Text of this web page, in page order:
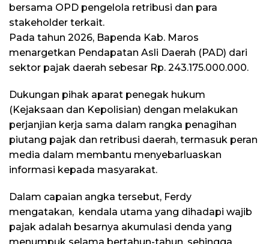
bersama OPD pengelola retribusi dan para
stakeholder terkait.
Pada tahun 2026, Bapenda Kab. Maros
menargetkan Pendapatan Asli Daerah (PAD) dari
sektor pajak daerah sebesar Rp. 243.175.000.000.
Dukungan pihak aparat penegak hukum
(Kejaksaan dan Kepolisian) dengan melakukan
perjanjian kerja sama dalam rangka penagihan
piutang pajak dan retribusi daerah, termasuk peran
media dalam membantu menyebarluaskan
informasi kepada masyarakat.
Dalam capaian angka tersebut, Ferdy
mengatakan, kendala utama yang dihadapi wajib
pajak adalah besarnya akumulasi denda yang